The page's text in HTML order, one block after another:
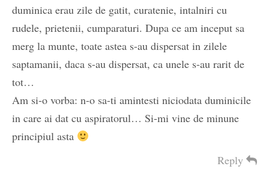
duminica erau zile de gatit, curatenie, intalniri cu
rudele, prietenii, cumparaturi. Dupa ce am inceput sa
merg la munte, toate astea s-au dispersat in zilele
saptamanii, daca s-au dispersat, ca unele s-au rarit de
tot…
Am si-o vorba: n-o sa-ti amintesti niciodata duminicile
in care ai dat cu aspiratorul… Si-mi vine de minune
principiul asta
Reply